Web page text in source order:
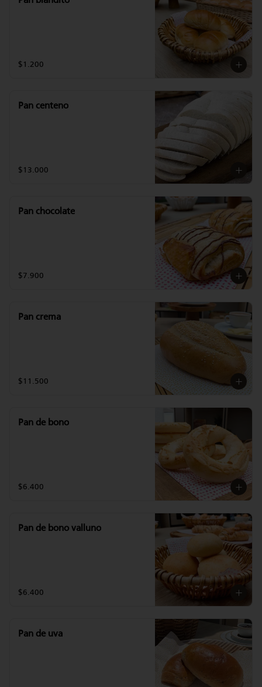
$1.200
Pan centeno
$13.000
Pan chocolate
$7.900
Pan crema
$11.500
Pan de bono
$6.400
Pan de bono valluno
$6.400
Pan de uva